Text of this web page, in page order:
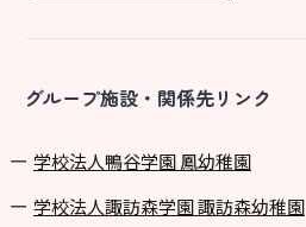
グループ施設・関係先リンク
学校法⼈鴨⾕学園 鳳幼稚園
学校法⼈諏訪森学園 諏訪森幼稚園